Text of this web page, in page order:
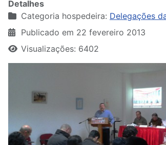
Detalhes
Categoria hospedeira: Delegações
Publicado em 22 fevereiro 2013
Visualizações: 6402